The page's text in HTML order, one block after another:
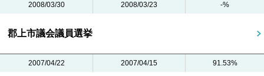
2008/03/30 2008/03/23 -%
郡上市議会議員選挙
2007/04/22 2007/04/15 91.53%